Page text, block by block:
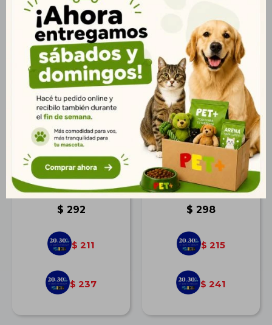
Productos que te pueden interesar
Bozal para Perros Nº6
$ 292
$ 211
$ 237
Collar Reg. Master Top
$ 298
$ 215
$ 241